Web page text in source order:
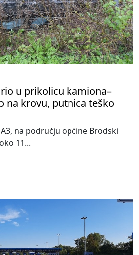
u prikolicu kamiona–
na krovu, putnica teško
na području općine Brodski
11...